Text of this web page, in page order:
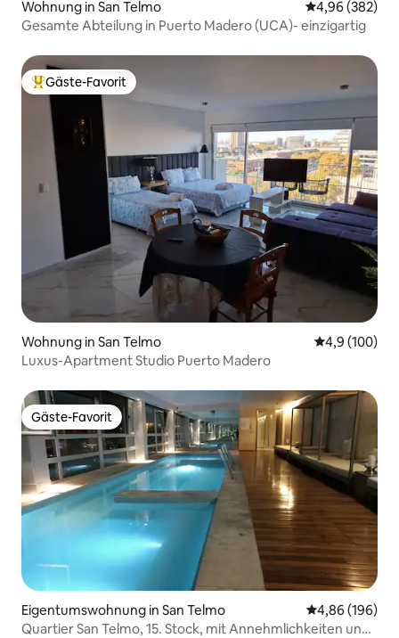
Wohnung in San Telmo
4,96 (382)
Gesamte Abteilung in Puerto Madero (UCA)- einzigartig
Beliebter Gäste-Favorit.
Gäste-Favorit
Wohnung in San Telmo
4,9 (100)
Luxus-Apartment Studio Puerto Madero
Gäste-Favorit
Gäste-Favorit
Eigentumswohnung in San Telmo
4,86 (196)
Quartier San Telmo, 15. Stock, mit Annehmlichkeiten und